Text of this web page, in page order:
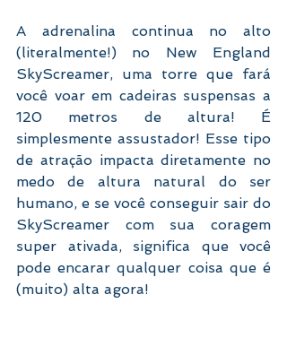
A adrenalina continua no alto
(literalmente!) no New England
SkyScreamer, uma torre que fará
você voar em cadeiras suspensas a
120 metros de altura! É
simplesmente assustador! Esse tipo
de atração impacta diretamente no
medo de altura natural do ser
humano, e se você conseguir sair do
SkyScreamer com sua coragem
super ativada, significa que você
pode encarar qualquer coisa que é
(muito) alta agora!